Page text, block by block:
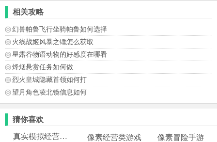
相关攻略
幻兽帕鲁飞行坐骑帕鲁如何选择
火线战姬风暴之锤怎么获取
星露谷物语动物的好感度在哪看
烽烟悬赏任务如何做
烈火皇城隐藏首领如何打
望月角色凌北镜信息如何
猜你喜欢
真实模拟经营手游 像素经营类游戏
像素冒险手游